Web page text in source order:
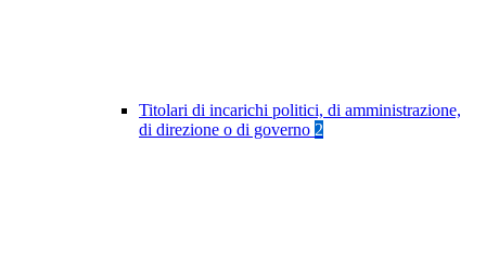
Titolari di incarichi politici, di amministrazione,
di direzione o di governo 2